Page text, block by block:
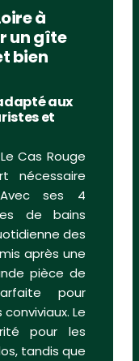
à
un gîte
bien
aux
et
Cas Rouge
nécessaire
ses 4
de bains
des
après une
pièce de
pour
Le
pour les
tandis que